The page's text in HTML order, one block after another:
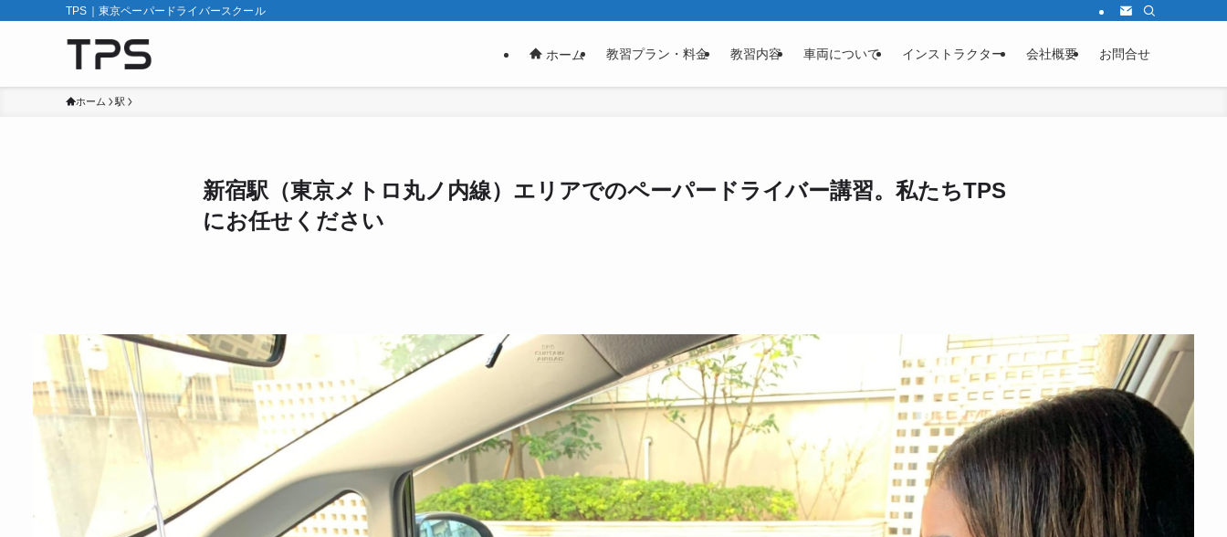
TPS｜東京ペーパードライバースクール
ホーム 教習プラン・料金 教習内容 車両について インストラクター 会社概要 お問合せ
ホーム 駅
新宿駅（東京メトロ丸ノ内線）エリアでのペーパードライバー講習。私たちTPS
にお任せください